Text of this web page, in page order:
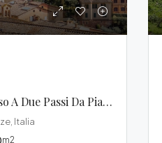
Appartamento Luminoso A Due Passi Da Piazza Del Campo
Italia
m2